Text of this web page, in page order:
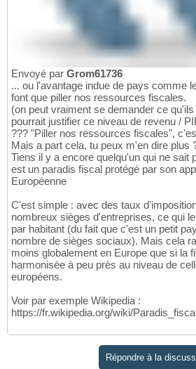
Envoyé par Grom61736
... ou l'avantage indue de pays comme
font que piller nos ressources fiscales.
(on peut vraiment se demander ce
pourrait justifier ce niveau de revenu /
??? "Piller nos ressources fiscales",
Mais a part cela, tu peux m'en dire plus
Tiens il y a encore quelqu'un qui ne sait
est un paradis fiscal protégé par son
Européenne
C'est simple : avec des taux
nombreux sièges d'entreprises, ce qui
par habitant (du fait que c'est un petit
nombre de sièges sociaux). Mais cela
moins globalement en Europe que si la
harmonisée à peu près au niveau de
européens.
Voir par exemple Wikipedia :
https://fr.wikipedia.org/wiki/
Répondre à la